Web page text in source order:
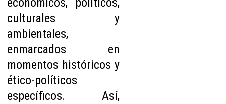
culturales y
ambientales,
enmarcados en
momentos históricos y
ético-políticos
específicos. Así,